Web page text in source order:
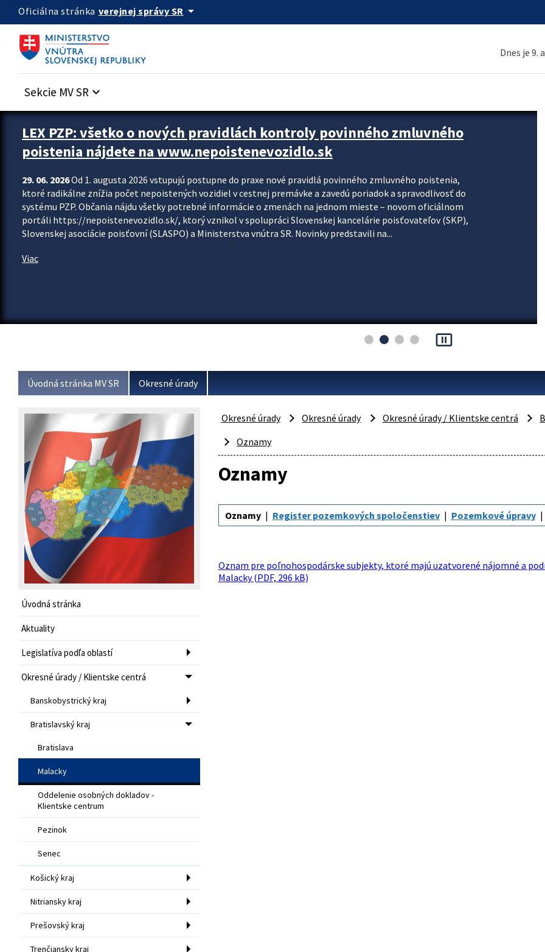
Preskocit na hlavný obsah
Oficiálna stránka verejnej správy SR arrow_drop_down
Dnes je 9.
Sekcie MV SR keyboard_arrow_down
Zastavit automatický posun upútavok
LEX PZP: všetko o nových pravidlách kontroly povinného zmluvného
poistenia nájdete na www.nepoistenevozidlo.sk
29. 06. 2026Od 1. augusta 2026 vstupujú postupne do praxe nové pravidlá povinného zmluvného poistenia,
ktoré radikálne znížia počet nepoistených vozidiel v cestnej premávke a zavedú poriadok a spravodlivosť do
systému PZP. Občania nájdu všetky potrebné informácie o zmenách na jednom mieste – novom oficiálnom
portáli https://nepoistenevozidlo.sk/, ktorý vznikol v spolupráci Slovenskej kancelárie poisťovateľov (SKP),
Slovenskej asociácie poisťovní (SLASPO) a Ministerstva vnútra SR. Novinky predstavili na...
Viac
pause_presentation
Úvodná stránka MV SR Okresné úrady
Úvodná stránka
Aktuality
Legislatíva podľa oblastí
Okresné úrady / Klientske centrá
Banskobystrický kraj
Bratislavský kraj
Bratislava
Malacky
Oddelenie osobných dokladov -
Klientske centrum
Pezinok
Senec
Košický kraj
Nitriansky kraj
Prešovský kraj
Trenčiansky kraj
Okresné úrady Okresné úrady Okresné úrady / Klientske centrá
Oznamy
Oznamy
Oznamy Register pozemkových spoločenstiev Pozemkové úpravy
Oznam pre poľnohospodárske subjekty, ktoré majú uzatvorené nájomné a
Malacky (PDF, 296 kB)